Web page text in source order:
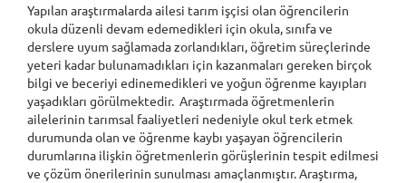
Yapılan araştırmalarda ailesi tarım işçisi olan öğrencilerin
okula düzenli devam edemedikleri için okula, sınıfa ve
derslere uyum sağlamada zorlandıkları, öğretim süreçlerinde
yeteri kadar bulunamadıkları için kazanmaları gereken birçok
bilgi ve beceriyi edinemedikleri ve yoğun öğrenme kayıpları
yaşadıkları görülmektedir. Araştırmada öğretmenlerin
ailelerinin tarımsal faaliyetleri nedeniyle okul terk etmek
durumunda olan ve öğrenme kaybı yaşayan öğrencilerin
durumlarına ilişkin öğretmenlerin görüşlerinin tespit edilmesi
ve çözüm önerilerinin sunulması amaçlanmıştır. Araştırma,